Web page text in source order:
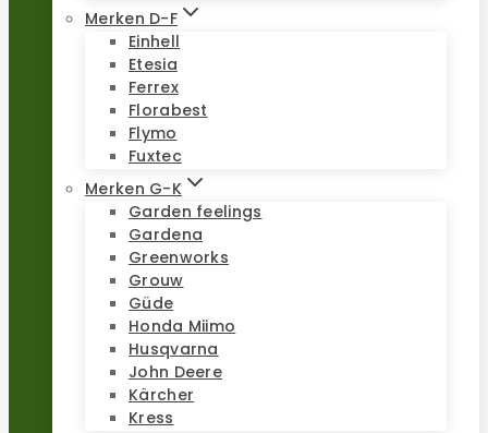
Merken D-F
Einhell
Etesia
Ferrex
Florabest
Flymo
Fuxtec
Merken G-K
Garden feelings
Gardena
Greenworks
Grouw
Güde
Honda Miimo
Husqvarna
John Deere
Kärcher
Kress